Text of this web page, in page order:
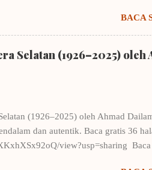
love? Don’t you look at me
are not the only one You’re my all,
waiting for?” Just say love to her, but,
not me in your...
BACA
Selatan (1926–2025) oleh
(1926–2025) oleh Ahmad
dan autentik. Baca gratis 36
view?usp=sharing Baca